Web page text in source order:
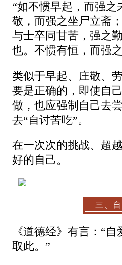
“如不惯早起，而强之
敬，而强之坐尸立斋
与士卒同甘苦，强之
也。不惯有恒，而强
类似于早起、庄敬、
要是正确的，即使自
做，也应强制自己去
去“自讨苦吃”。
在一次次的挑战、超
好的自己。
三、
《道德经》有言：“
取此。”